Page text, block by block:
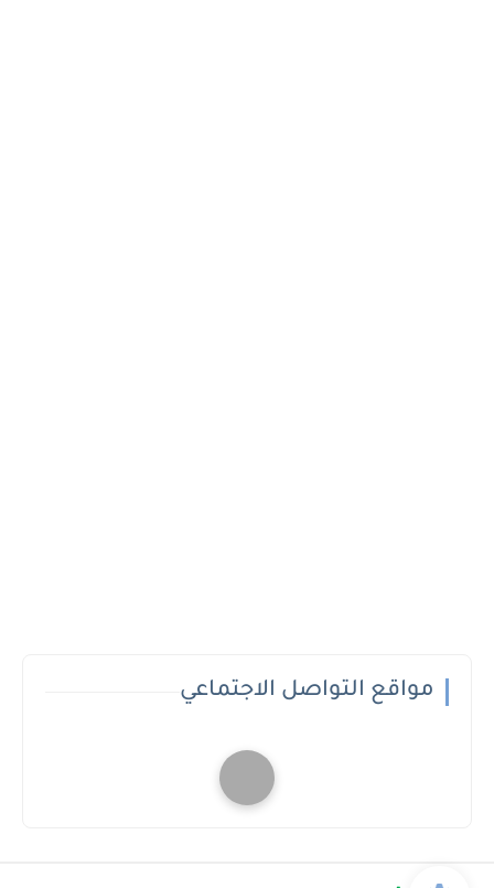
مواقع التواصل الاجتماعي